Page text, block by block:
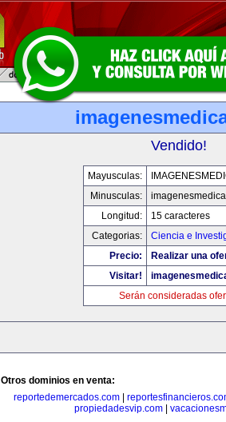
Vendido!
Mayusculas:
Minusculas:
Longitud:
15 caracteres
Categorias:
Ciencia e
Precio:
Realizar una
Visitar!
Serán consideradas
Otros dominios en venta:
reportedemercados.com
propiedadesvip.com